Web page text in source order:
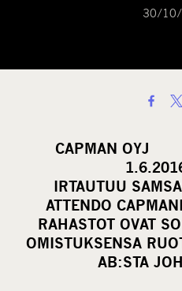
30/
a
r
e
o
n
s
o
CAPMAN OYJ
1.6.2016 KLO
IRTAUTUU
ATTENDO
RAHASTOT OVAT
OMISTUKSENSA
AB:STA